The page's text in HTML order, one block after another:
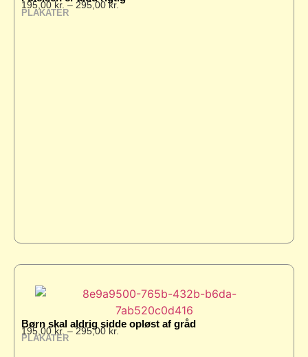
195,00kr. – 295,00kr.
PLAKATER
Børn skal aldrig sidde opløst af gråd
195,00kr. – 295,00kr.
PLAKATER